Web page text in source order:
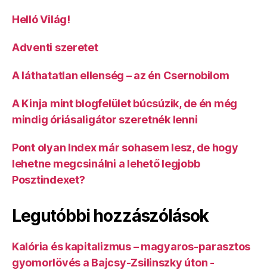
Helló Világ!
Adventi szeretet
A láthatatlan ellenség – az én Csernobilom
A Kinja mint blogfelület búcsúzik, de én még
mindig óriásaligátor szeretnék lenni
Pont olyan Index már sohasem lesz, de hogy
lehetne megcsinálni a lehető legjobb
Posztindexet?
Legutóbbi hozzászólások
Kalória és kapitalizmus – magyaros-parasztos
gyomorlövés a Bajcsy-Zsilinszky úton -